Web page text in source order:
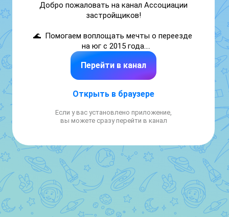
Добро пожаловать на канал Ассоциации
застройщиков!
🌊  Помогаем воплощать мечты о переезде
на юг с 2015 года.
🏗 Никаких комиссий. Нашу работу
оплачивают застройщики, и это не влияет
доверять!
Телефон отдела продаж: 8-800-550-23-93
Получить бесплатную консультацию:
https://mrqz.me/nvrsk
Перейти в канал
Открыть в браузере
Если у вас установлено приложение,
вы можете сразу перейти в канал